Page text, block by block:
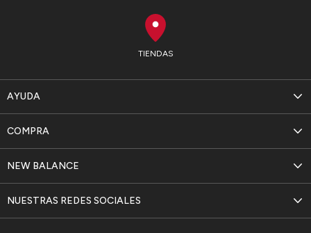
TIENDAS
AYUDA
NEW BALANCE
COMPRA
NUESTRAS REDES SOCIALES